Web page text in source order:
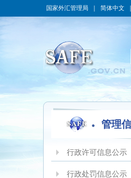
国家外汇管理局 简体中文
管理
行政许可信息公示
行政处罚信息公示